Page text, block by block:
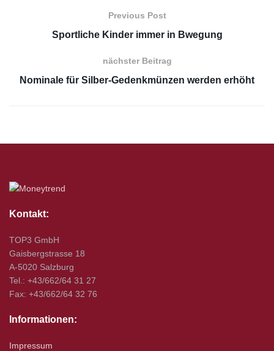
Previous Post
Sportliche Kinder immer in Bwegung
nächster Beitrag
Nominale für Silber-Gedenkmünzen werden erhöht
Kontakt:
TOP3 GmbH
Gaisbergstrasse 18
A-5020 Salzburg
Tel.: +43/662/64 31 27
Fax: +43/662/64 32 76
Informationen:
Impressum